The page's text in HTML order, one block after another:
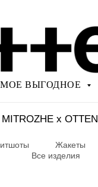
ВЫГОДНОЕ
MITROZHE x OTTEN
Жакеты
Все изделия